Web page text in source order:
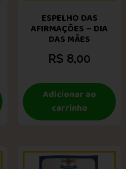
ESPELHO DAS
AFIRMAÇÕES – DIA
DAS MÃES
R$ 8,00
Adicionar ao
carrinho